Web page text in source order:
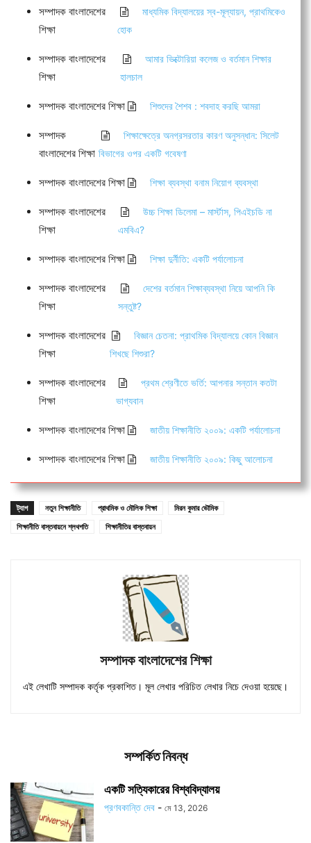
সম্পাদক বাংলাদেশের
শিক্ষা
মাধ্যমিক বিদ্যালয়ের স্ব-মূল্যায়ন, প্রাথমিকেও
হোক
সম্পাদক বাংলাদেশের
শিক্ষা
আমার ভিক্টোরিয়া কলেজ ও বর্তমান শিক্ষার
হালচাল
সম্পাদক বাংলাদেশের শিক্ষা শিশুদের শৈশব : শবদাহ করছি আমরা
সম্পাদক
বাংলাদেশের শিক্ষা
শিক্ষাক্ষেত্রে অনগ্রসরতার কারণ অনুসন্ধান: সিলেট
বিভাগের ওপর একটি গবেষণা
সম্পাদক বাংলাদেশের শিক্ষা শিক্ষা ব্যবস্থা বনাম নিয়োগ ব্যবস্থা
সম্পাদক বাংলাদেশের
শিক্ষা
উচ্চ শিক্ষা ডিলেমা – মার্স্টাস, পিএইচডি না
এমবিএ?
সম্পাদক বাংলাদেশের শিক্ষা শিক্ষা দুর্নীতি: একটি পর্যালোচনা
সম্পাদক বাংলাদেশের
শিক্ষা
দেশের বর্তমান শিক্ষাব্যবস্থা নিয়ে আপনি কি
সন্তুষ্ট?
সম্পাদক বাংলাদেশের
শিক্ষা
বিজ্ঞান চেতনা: প্রাথমিক বিদ্যালয়ে কোন বিজ্ঞান
শিখছে শিশুরা?
সম্পাদক বাংলাদেশের
শিক্ষা
প্রথম শ্রেণীতে ভর্তি: আপনার সন্তান কতটা
ভাগ্যবান
সম্পাদক বাংলাদেশের শিক্ষা জাতীয় শিক্ষানীতি ২০০৯: একটি পর্যালোচনা
সম্পাদক বাংলাদেশের শিক্ষা জাতীয় শিক্ষানীতি ২০০৯: কিছু আলোচনা
ট্যাগ নতুন শিক্ষানীতি প্রাথমিক ও মৌলিক শিক্ষা
মিরন কুমার ভৌমিক
শিক্ষানীতি বাস্তবায়নে শ্লথগতি
শিক্ষানীতির বাস্তবায়ন
সম্পাদক বাংলাদেশের শিক্ষা
এই লেখাটি সম্পাদক কর্তৃক প্রকাশিত। মূল লেখার পরিচিত লেখার নিচে দেওয়া হয়েছে।
সম্পর্কিত নিবন্ধ
একটি সত্যিকারের বিশ্ববিদ্যালয়
প্রণবকান্তি দেব - মে 13, 2026